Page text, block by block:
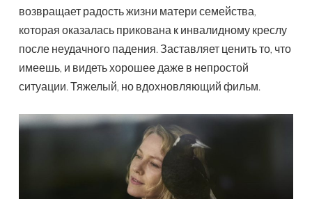
возвращает радость жизни матери семейства,
которая оказалась прикована к инвалидному креслу
после неудачного падения. Заставляет ценить то, что
имеешь, и видеть хорошее даже в непростой
ситуации. Тяжелый, но вдохновляющий фильм.